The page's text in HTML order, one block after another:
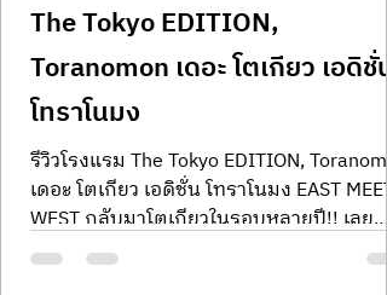
The Tokyo EDITION,
Toranomon เดอะ โตเกียว เอดิชั่น
โทราโนมง
รีวิวโรงแรม The Tokyo EDITION,
เดอะ โตเกียว เอดิชั่น โทราโนมง EAST
WEST กลับมาโตเกียวในรอบหลายปี!! เลย
อยากมาลองพักที่โรงแรม